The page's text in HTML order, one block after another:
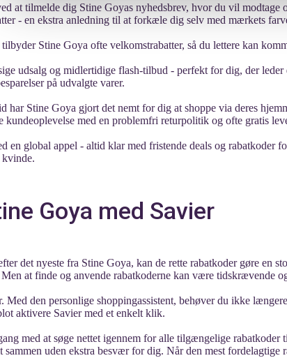
at tilmelde dig Stine Goyas nyhedsbrev, hvor du vil
- en ekstra anledning til at forkæle dig selv med mærkets
Stine Goya ofte velkomstrabatter, så du lettere kan
udsalg og midlertidige flash-tilbud - perfekt for dig, der
på udvalgte varer.
har Stine Goya gjort det nemt for dig at shoppe via deres
kundeoplevelse med en problemfri returpolitik og ofte gratis
en global appel - altid klar med fristende deals og
kvinde.
Goya med Savier
det nyeste fra Stine Goya, kan de rette rabatkoder gøre en
at finde og anvende rabatkoderne kan være tidskrævende
den personlige shoppingassistent, behøver du ikke
aktivere Savier med et enkelt klik.
med at søge nettet igennem for alle tilgængelige
sammen uden ekstra besvær for dig. Når den mest